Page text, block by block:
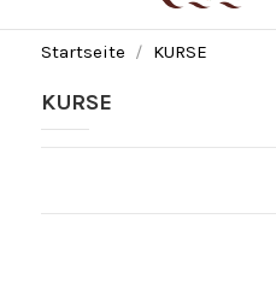
Startseite KURSE
KURSE